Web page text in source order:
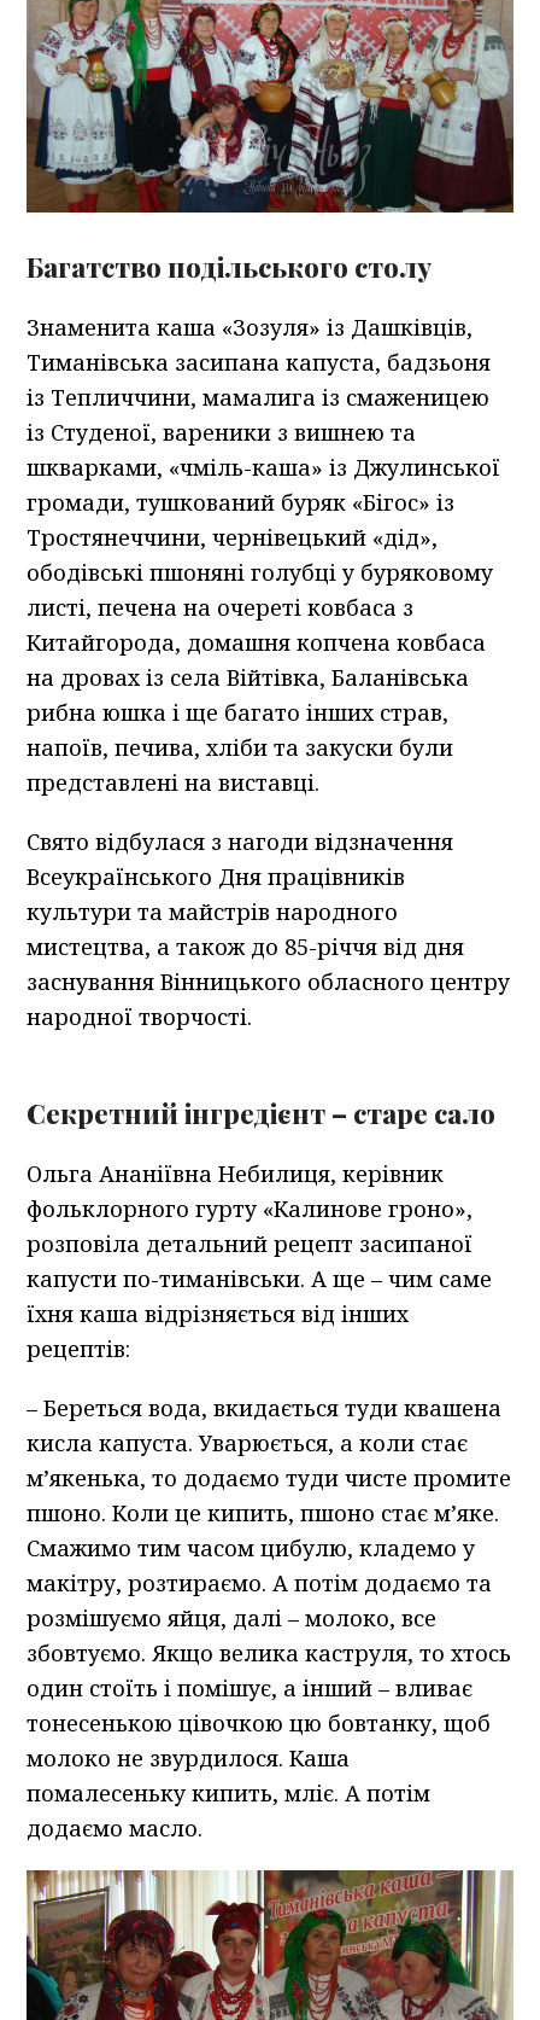
Багатство подільського столу
Знаменита каша «Зозуля» із Дашківців,
Тиманівська засипана капуста, бадзьоня
із Тепличчини, мамалига із смаженицею
із Студеної, вареники з вишнею та
шкварками, «чміль-каша» із Джулинської
громади, тушкований буряк «Бігос» із
Тростянеччини, чернівецький «дід»,
ободівські пшоняні голубці у буряковому
листі, печена на очереті ковбаса з
Китайгорода, домашня копчена ковбаса
на дровах із села Війтівка, Баланівська
рибна юшка і ще багато інших страв,
напоїв, печива, хліби та закуски були
представлені на виставці.
Свято відбулася з нагоди відзначення
Всеукраїнського Дня працівників
культури та майстрів народного
мистецтва, а також до 85-річчя від дня
заснування Вінницького обласного центру
народної творчості.
Секретний інгредієнт – старе сало
Ольга Ананіївна Небилиця, керівник
фольклорного гурту «Калинове гроно»,
розповіла детальний рецепт засипаної
капусти по-тиманівськи. А ще – чим саме
їхня каша відрізняється від інших
рецептів:
– Береться вода, вкидається туди квашена
кисла капуста. Уварюється, а коли стає
м’якенька, то додаємо туди чисте промите
пшоно. Коли це кипить, пшоно стає м’яке.
Смажимо тим часом цибулю, кладемо у
макітру, розтираємо. А потім додаємо та
розмішуємо яйця, далі – молоко, все
збовтуємо. Якщо велика каструля, то хтось
один стоїть і помішує, а інший – вливає
тонесенькою цівочкою цю бовтанку, щоб
молоко не звурдилося. Каша
помалесеньку кипить, мліє. А потім
додаємо масло.